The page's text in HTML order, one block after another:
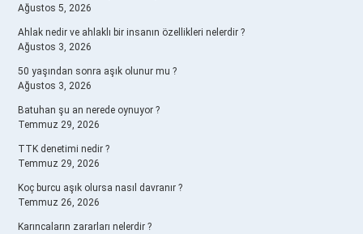
Ağustos 5, 2026
Ahlak nedir ve ahlaklı bir insanın özellikleri nelerdir ?
Ağustos 3, 2026
50 yaşından sonra aşık olunur mu ?
Ağustos 3, 2026
Batuhan şu an nerede oynuyor ?
Temmuz 29, 2026
TTK denetimi nedir ?
Temmuz 29, 2026
Koç burcu aşık olursa nasıl davranır ?
Temmuz 26, 2026
Karıncaların zararları nelerdir ?